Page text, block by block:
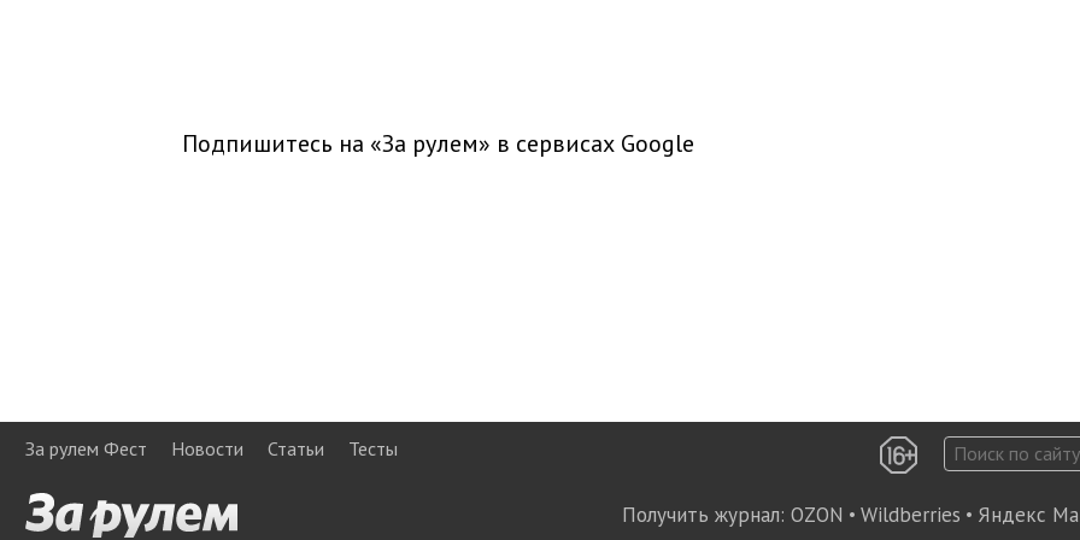
Подпишитесь на «За рулем» в сервисах Google
За рулем Фест Новости Статьи Тесты
Получить журнал: OZON • Wildberries • Яндекс